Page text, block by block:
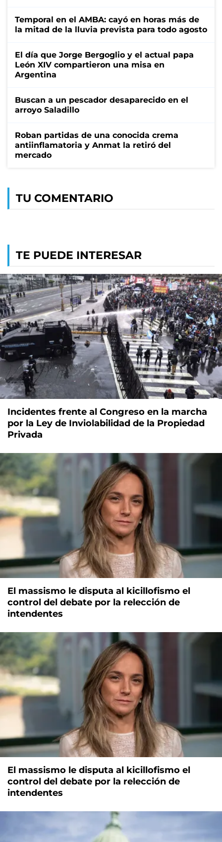
Temporal en el AMBA: cayó en horas más de
la mitad de la lluvia prevista para todo agosto
El día que Jorge Bergoglio y el actual papa
León XIV compartieron una misa en
Argentina
Buscan a un pescador desaparecido en el
arroyo Saladillo
Roban partidas de una conocida crema
antiinflamatoria y Anmat la retiró del
mercado
TU COMENTARIO
TE PUEDE INTERESAR
Incidentes frente al Congreso en la marcha
por la Ley de Inviolabilidad de la Propiedad
Privada
El massismo le disputa al kicillofismo el
control del debate por la relección de
intendentes
El massismo le disputa al kicillofismo el
control del debate por la relección de
intendentes